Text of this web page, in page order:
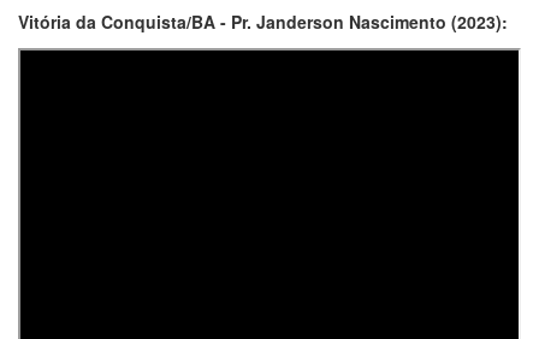
Vitória da Conquista/BA - Pr. Janderson Nascimento (2023):